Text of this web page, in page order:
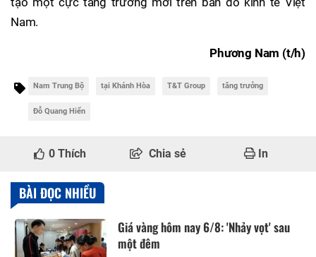
Nam.
Phương Nam (t/h)
Nam Trung Bộ tại Khánh Hòa T&T Group tăng trưởng
Đỗ Quang Hiển
0 Thích Chia sẻ In
BÀI ĐỌC NHIỀU
Giá vàng hôm nay 6/8: 'Nhảy vọt' sau
một đêm